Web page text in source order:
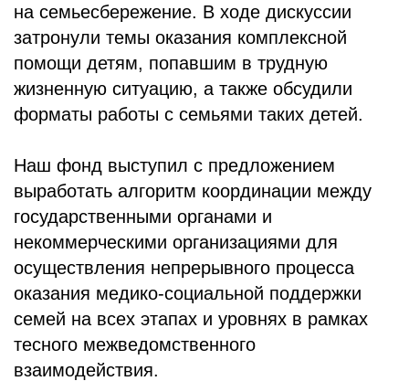
на семьесбережение. В ходе дискуссии
затронули темы оказания комплексной
помощи детям, попавшим в трудную
жизненную ситуацию, а также обсудили
форматы работы с семьями таких детей.
Наш фонд выступил с предложением
выработать алгоритм координации между
государственными органами и
некоммерческими организациями для
осуществления непрерывного процесса
оказания медико-социальной поддержки
семей на всех этапах и уровнях в рамках
тесного межведомственного
взаимодействия.